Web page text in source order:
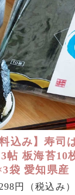
料込み】寿司
3帖 板海苔10
袋 愛知県産
円 （税込み）